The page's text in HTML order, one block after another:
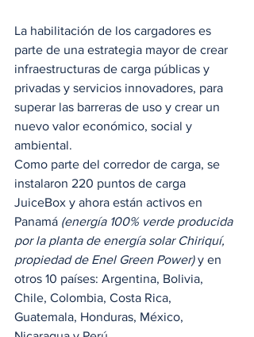
La habilitación de los cargadores es
parte de una estrategia mayor de crear
infraestructuras de carga públicas y
privadas y servicios innovadores, para
superar las barreras de uso y crear un
nuevo valor económico, social y
ambiental.
Como parte del corredor de carga, se
instalaron 220 puntos de carga
JuiceBox y ahora están activos en
Panamá (energía 100% verde producida
por la planta de energía solar Chiriquí,
propiedad de Enel Green Power) y en
otros 10 países: Argentina, Bolivia,
Chile, Colombia, Costa Rica,
Guatemala, Honduras, México,